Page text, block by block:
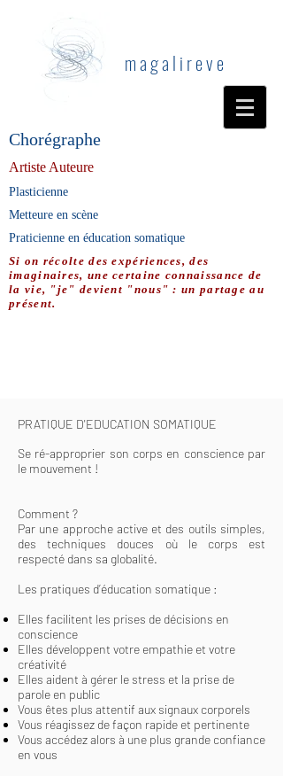
m a g a l i r e v e
Chorégraphe
Artiste Auteure
Plasticienne
Metteure en scène
Praticienne en éducation somatique
Si on récolte des expériences, des
imaginaires, une certaine connaissance de
la vie, "je" devient "nous" : un partage au
présent.
PRATIQUE D'EDUCATION SOMATIQUE
Se ré-approprier son corps en conscience par
le mouvement !
Comment ?
Par une approche active et des outils simples,
des techniques douces où le corps est
respecté dans sa globalité.
Les pratiques d’éducation somatique :
Elles facilitent les prises de décisions en
conscience
Elles développent votre empathie et votre
créativité
Elles aident à gérer le stress et la prise de
parole en public
Vous êtes plus attentif aux signaux corporels
Vous réagissez de façon rapide et pertinente
Vous accédez alors à une plus grande confiance
en vous